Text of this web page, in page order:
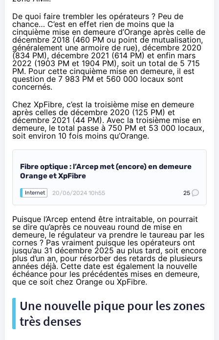
De quoi faire trembler les opérateurs ? Peu de
chance… C’est en effet rien de moins que la
cinquième mise en demeure d’Orange après celle de
décembre 2018 (460 PM ou point de mutualisation,
généralement une armoire de rue), décembre 2020
(834 PM), décembre 2021 (614 PM) et enfin mars
2022 (1903 PM et 1904 PM), soit un total de 5 715
PM. Pour cette cinquième mise en demeure, il est
question de 7 983 PM et 560 000 locaux sont
concernés.
Chez XpFibre, c’est la troisième mise en demeure
après celles de décembre 2020 (125 PM) et
décembre 2021 (44 PM). Avec la troisième mise en
demeure, le total passe à 750 PM et 53 000 locaux,
soit environ 10 fois moins qu’Orange.
Fibre optique : l’Arcep met (encore) en demeure
Orange et XpFibre
Internet 20/06/2024 10h55 25
Puisque l’Arcep entend être intraitable, on pourrait
se dire qu’après ce nouveau round de mise en
demeure, le régulateur va prendre le taureau par les
cornes ? Pas vraiment puisque les opérateurs ont
jusqu’au 31 décembre 2025 au plus tard, soit encore
plus d’un an, pour résorber des retards de plusieurs
années déjà. Cette date est également la nouvelle
échéance pour les précédentes mises en demeure,
que ce soit chez Orange ou XpFibre.
Une nouvelle pique pour les zones
très denses